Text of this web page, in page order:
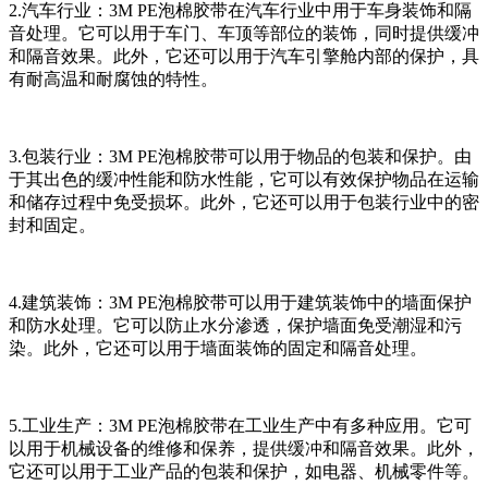
2.汽车行业：3M PE泡棉胶带在汽车行业中用于车身装饰和隔
音处理。它可以用于车门、车顶等部位的装饰，同时提供缓冲
和隔音效果。此外，它还可以用于汽车引擎舱内部的保护，具
有耐高温和耐腐蚀的特性。
3.包装行业：3M PE泡棉胶带可以用于物品的包装和保护。由
于其出色的缓冲性能和防水性能，它可以有效保护物品在运输
和储存过程中免受损坏。此外，它还可以用于包装行业中的密
封和固定。
4.建筑装饰：3M PE泡棉胶带可以用于建筑装饰中的墙面保护
和防水处理。它可以防止水分渗透，保护墙面免受潮湿和污
染。此外，它还可以用于墙面装饰的固定和隔音处理。
5.工业生产：3M PE泡棉胶带在工业生产中有多种应用。它可
以用于机械设备的维修和保养，提供缓冲和隔音效果。此外，
它还可以用于工业产品的包装和保护，如电器、机械零件等。